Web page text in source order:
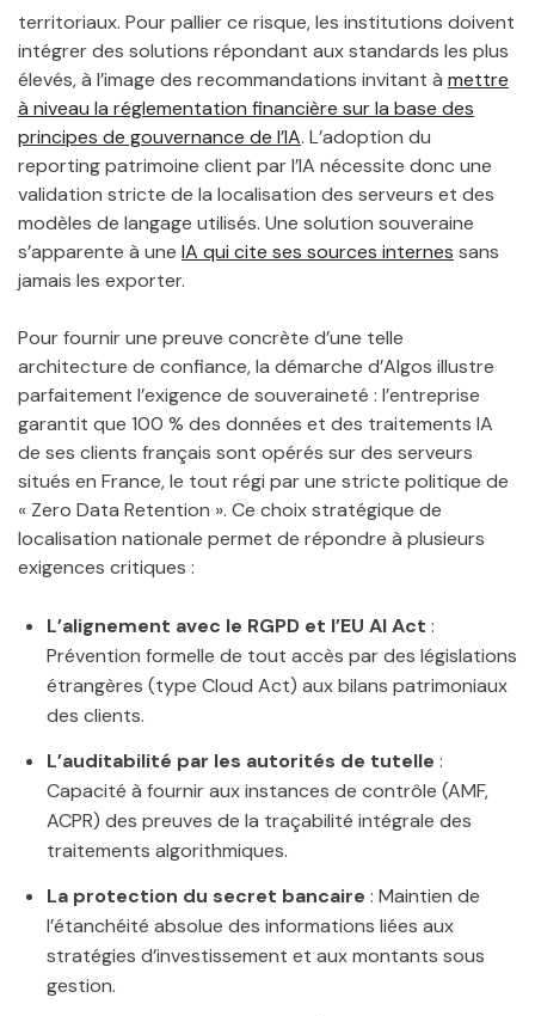
territoriaux. Pour pallier ce risque, les institutions doivent
intégrer des solutions répondant aux standards les plus
élevés, à l’image des recommandations invitant à mettre
à niveau la réglementation financière sur la base des
principes de gouvernance de l’IA. L’adoption du
reporting patrimoine client par l’IA nécessite donc une
validation stricte de la localisation des serveurs et des
modèles de langage utilisés. Une solution souveraine
s’apparente à une IA qui cite ses sources internes sans
jamais les exporter.
Pour fournir une preuve concrète d’une telle
architecture de confiance, la démarche d’Algos illustre
parfaitement l’exigence de souveraineté : l’entreprise
garantit que 100 % des données et des traitements IA
de ses clients français sont opérés sur des serveurs
situés en France, le tout régi par une stricte politique de
« Zero Data Retention ». Ce choix stratégique de
localisation nationale permet de répondre à plusieurs
exigences critiques :
L’alignement avec le RGPD et l’EU AI Act :
Prévention formelle de tout accès par des législations
étrangères (type Cloud Act) aux bilans patrimoniaux
des clients.
L’auditabilité par les autorités de tutelle :
Capacité à fournir aux instances de contrôle (AMF,
ACPR) des preuves de la traçabilité intégrale des
traitements algorithmiques.
La protection du secret bancaire : Maintien de
l’étanchéité absolue des informations liées aux
stratégies d’investissement et aux montants sous
gestion.